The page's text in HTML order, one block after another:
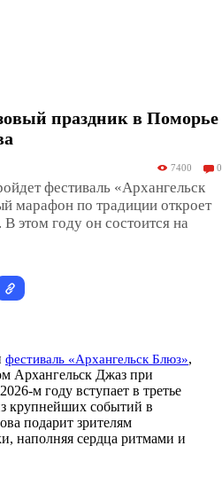
праздник в Поморье
7400 0
фестиваль «Архангельск
марафон по традиции откроет
этом году он состоится на
фестиваль «Архангельск Блюз»,
Архангельск Джаз при
м году вступает в третье
крупнейших событий в
подарит зрителям
наполняя сердца ритмами и